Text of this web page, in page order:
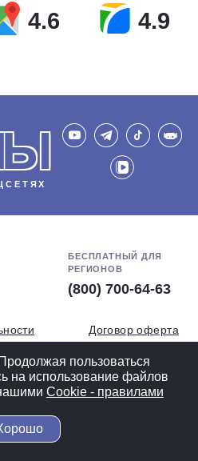
4.6 4.9
БЕСПЛАТНЫЙ ДЛЯ
РЕГИОНОВ
(800) 700-64-63
Договор оферта
данных
СОУТ
версия
- более 20 лет радуем Вас!
пользоваться
на использование файлов
Cookiе - правилами